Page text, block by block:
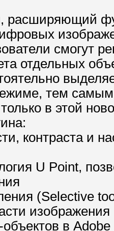
расширяющий
смогут
отдельных
тем
в этой
контраста и
U Point,
(Selective
изображения
в